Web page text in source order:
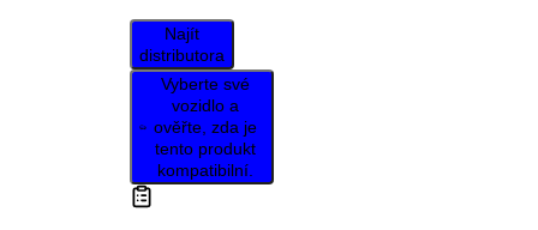
Najít
distributora
Vyberte své
vozidlo a
ověřte, zda je
tento produkt
kompatibilní.